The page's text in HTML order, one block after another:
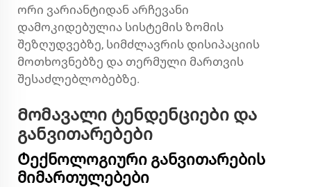
ორი ვარიანტიდან არჩევანი
დამოკიდებულია სისტემის ზომის
შეზღუდვებზე, სიმძლავრის დისიპაციის
მოთხოვნებზე და თერმული მართვის
შესაძლებლობებზე.
Მომავალი ტენდენციები და
განვითარებები
Ტექნოლოგიური განვითარების
მიმართულებები